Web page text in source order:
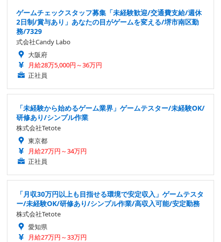
ゲームチェックスタッフ募集「未経験歓迎/交通費支給/週休
2日制/賞与あり」あなたの目がゲームを変える/堺市南区勤
務/7329
式会社Candy Labo
大阪府
月給28万5,000円～36万円
正社員
「未経験から始めるゲーム業界」ゲームテスター/未経験OK/
研修あり/シンプル作業
株式会社Tetote
東京都
月給27万円～34万円
正社員
「月収30万円以上も目指せる環境で安定収入」ゲームテスタ
ー/未経験OK/研修あり/シンプル作業/高収入可能/安定勤務
株式会社Tetote
愛知県
月給27万円～33万円